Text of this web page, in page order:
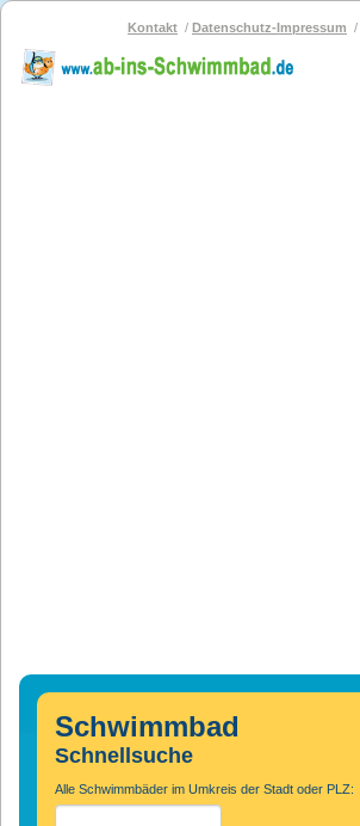
Kontakt Datenschutz-Impressum
Schwimmbad
Schnellsuche
Alle Schwimmbäder im Umkreis der Stadt oder PLZ: